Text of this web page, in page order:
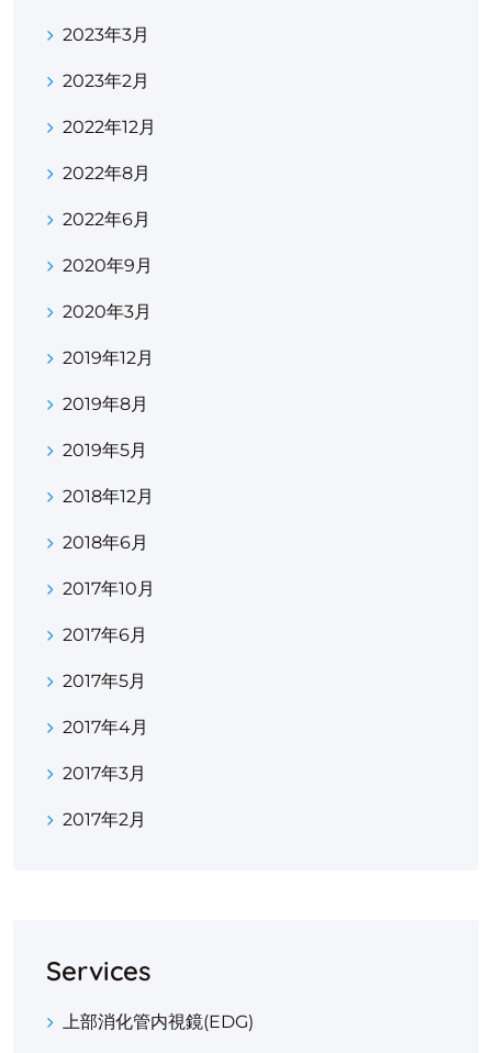
2023年3月
2023年2月
2022年12月
2022年8月
2022年6月
2020年9月
2020年3月
2019年12月
2019年8月
2019年5月
2018年12月
2018年6月
2017年10月
2017年6月
2017年5月
2017年4月
2017年3月
2017年2月
Services
上部消化管内視鏡(EDG)